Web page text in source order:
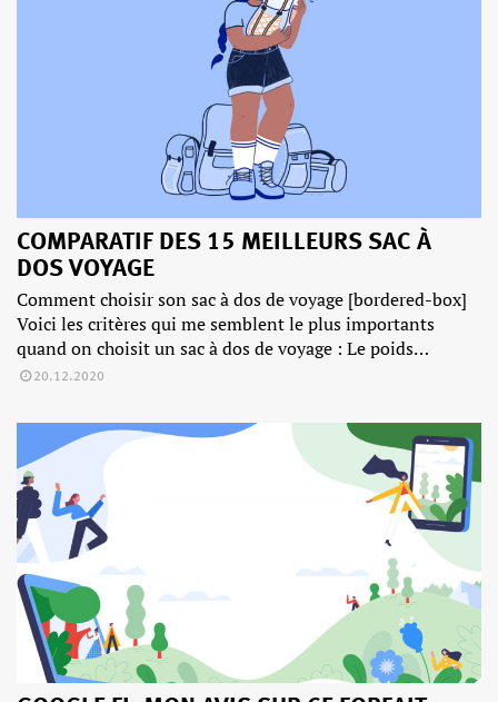
COMPARATIF DES 15 MEILLEURS SAC À
DOS VOYAGE
Comment choisir son sac à dos de voyage [bordered-box]
Voici les critères qui me semblent le plus importants
quand on choisit un sac à dos de voyage : Le poids…
20.12.2020